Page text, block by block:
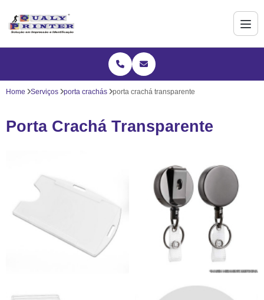
Home Serviços porta crachás porta crachá transparente
Porta Crachá Transparente